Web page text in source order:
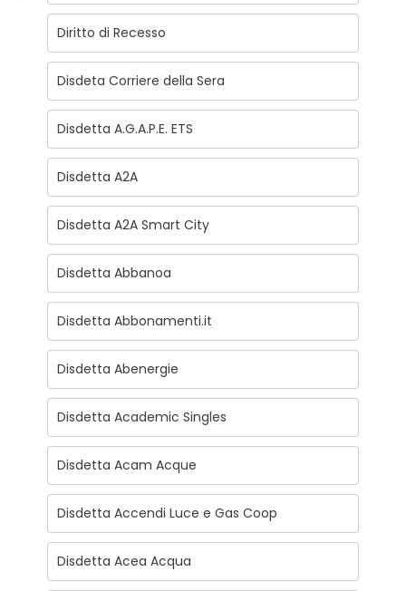
Diritto di Recesso
Disdeta Corriere della Sera
Disdetta A.G.A.P.E. ETS
Disdetta A2A
Disdetta A2A Smart City
Disdetta Abbanoa
Disdetta Abbonamenti.it
Disdetta Abenergie
Disdetta Academic Singles
Disdetta Acam Acque
Disdetta Accendi Luce e Gas Coop
Disdetta Acea Acqua